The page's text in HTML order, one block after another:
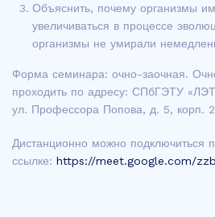
Объяснить, почему организмы
увеличиваться в процессе
организмы не умирали
Форма семинара: очно-заочная.
проходить по адресу: СПбГЭТУ
ул. Профессора Попова, д. 5, корп.
Дистанционно можно подключиться
ссылке: https://meet.google.com/